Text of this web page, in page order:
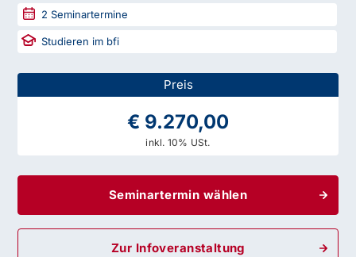
2 Seminartermine
Studieren im bfi
Preis
€ 9.270,00
inkl. 10% USt.
Seminartermin wählen
Zur Infoveranstaltung